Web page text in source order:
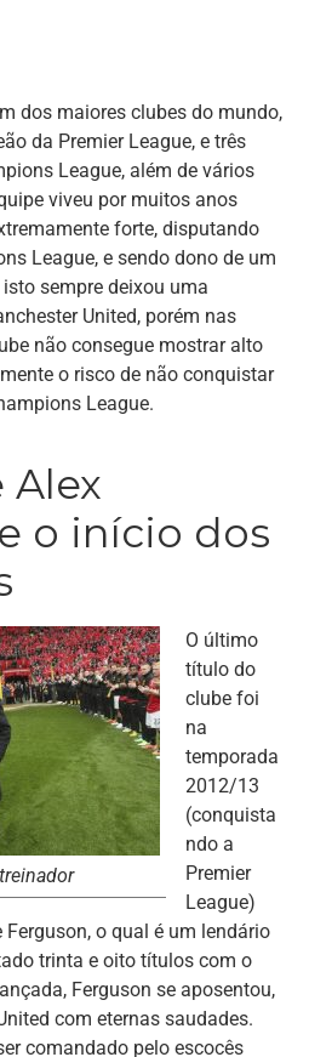
dos maiores clubes do mundo,
da Premier League, e três
League, além de vários
viveu por muitos anos
forte, disputando
League, e sendo dono de um
sempre deixou uma
United, porém nas
não consegue mostrar alto
o risco de não conquistar
League.
Alex
o início dos
O último
título do
clube foi
na
temporada
2012/13
(conquista
ndo a
Premier
League)
o qual é um lendário
trinta e oito títulos com o
Ferguson se aposentou,
com eternas saudades.
comandado pelo escocês